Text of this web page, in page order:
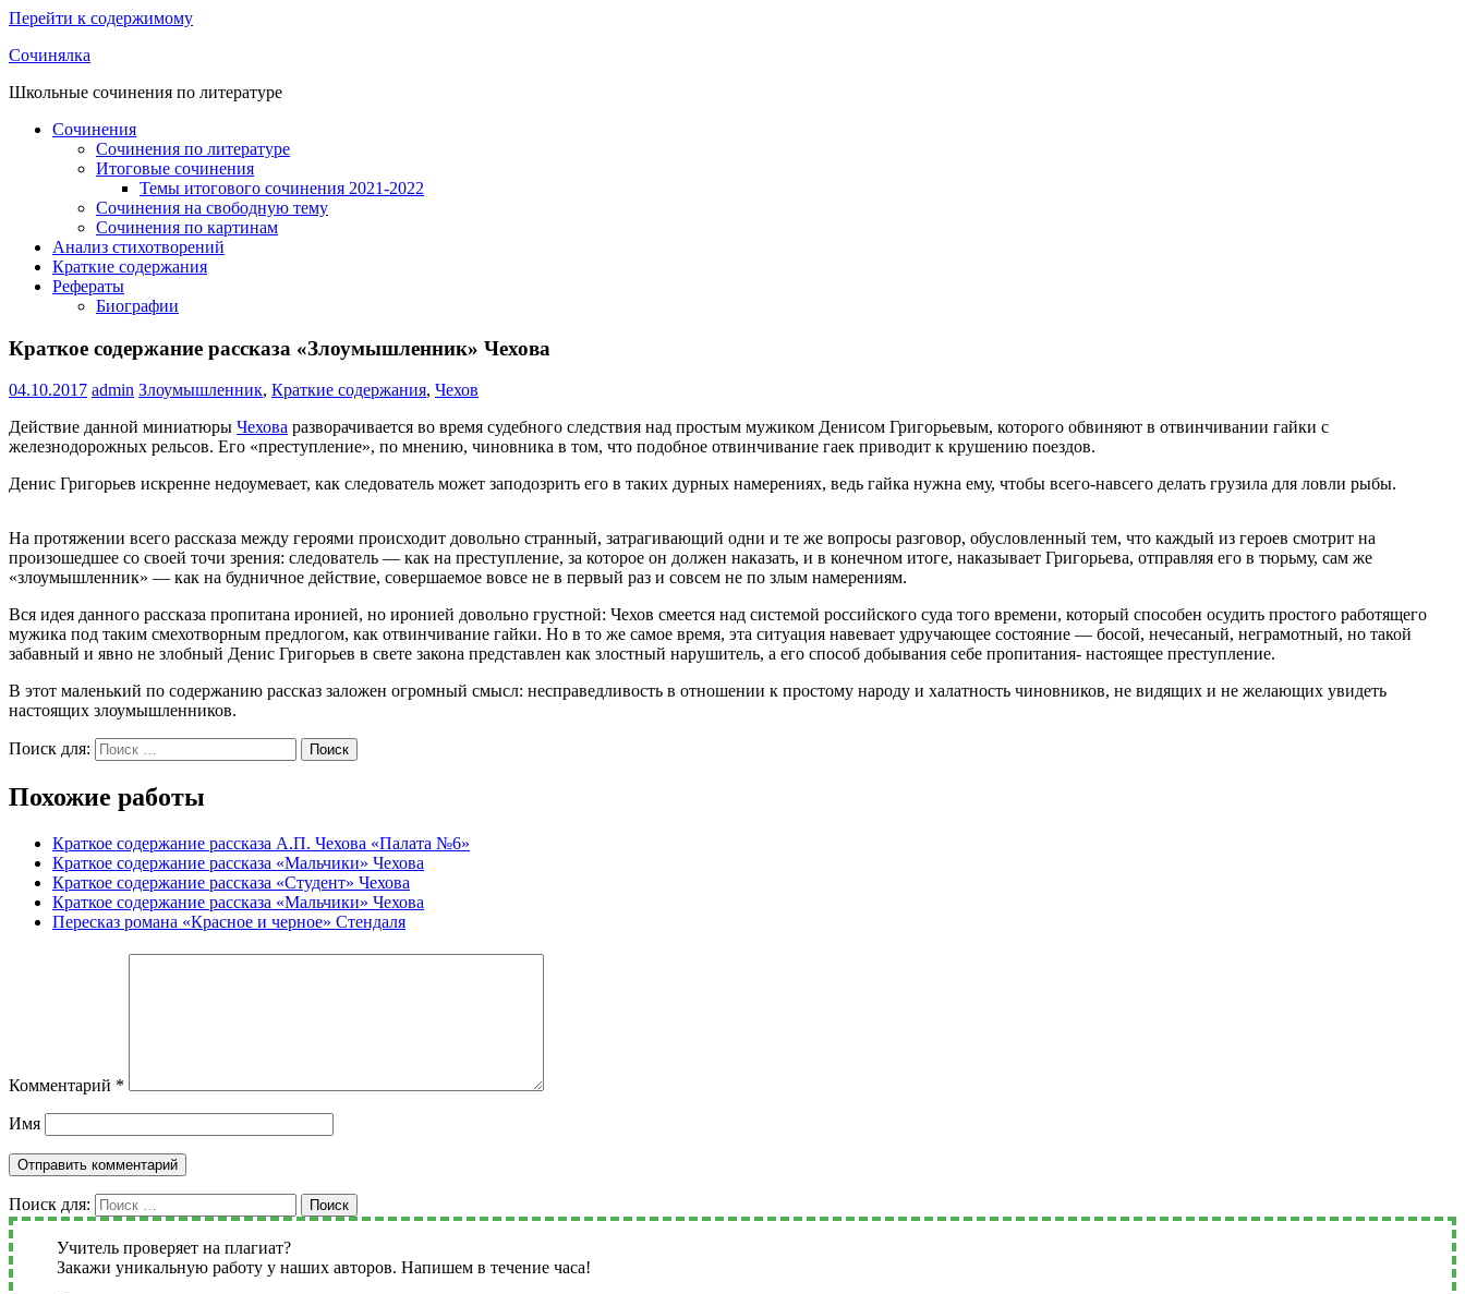
Перейти к содержимому
Сочинялка
Школьные сочинения по литературе
Сочинения
Сочинения по литературе
Итоговые сочинения
Темы итогового сочинения 2021-2022
Сочинения на свободную тему
Сочинения по картинам
Анализ стихотворений
Краткие содержания
Рефераты
Биографии
Краткое содержание рассказа «Злоумышленник» Чехова
04.10.2017 admin Злоумышленник, Краткие содержания, Чехов
Действие данной миниатюры Чехова разворачивается во время судебного следствия над простым мужиком Денисом Григорьевым, которого обвиняют в отвинчивании гайки с
железнодорожных рельсов. Его «преступление», по мнению, чиновника в том, что подобное отвинчивание гаек приводит к крушению поездов.
Денис Григорьев искренне недоумевает, как следователь может заподозрить его в таких дурных намерениях, ведь гайка нужна ему, чтобы всего-навсего делать грузила для ловли рыбы.
На протяжении всего рассказа между героями происходит довольно странный, затрагивающий одни и те же вопросы разговор, обусловленный тем, что каждый из героев смотрит на
произошедшее со своей точи зрения: следователь — как на преступление, за которое он должен наказать, и в конечном итоге, наказывает Григорьева, отправляя его в тюрьму, сам же
«злоумышленник» — как на будничное действие, совершаемое вовсе не в первый раз и совсем не по злым намерениям.
Вся идея данного рассказа пропитана иронией, но иронией довольно грустной: Чехов смеется над системой российского суда того времени, который способен осудить простого работящего
мужика под таким смехотворным предлогом, как отвинчивание гайки. Но в то же самое время, эта ситуация навевает удручающее состояние — босой, нечесаный, неграмотный, но такой
забавный и явно не злобный Денис Григорьев в свете закона представлен как злостный нарушитель, а его способ добывания себе пропитания- настоящее преступление.
В этот маленький по содержанию рассказ заложен огромный смысл: несправедливость в отношении к простому народу и халатность чиновников, не видящих и не желающих увидеть
настоящих злоумышленников.
Поиск для: Поиск
Похожие работы
Краткое содержание рассказа А.П. Чехова «Палата №6»
Краткое содержание рассказа «Мальчики» Чехова
Краткое содержание рассказа «Студент» Чехова
Краткое содержание рассказа «Мальчики» Чехова
Пересказ романа «Красное и черное» Стендаля
Комментарий *
Имя
Поиск для: Поиск
Учитель проверяет на плагиат?
Закажи уникальную работу у наших авторов. Напишем в течение часа!